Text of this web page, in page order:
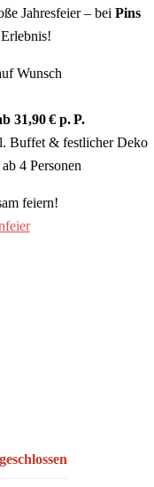
Jahresfeier – bei Pins
Wunsch
31,90 € p. P.
Buffet & festlicher Deko
4 Personen
feiern!
geschlossen